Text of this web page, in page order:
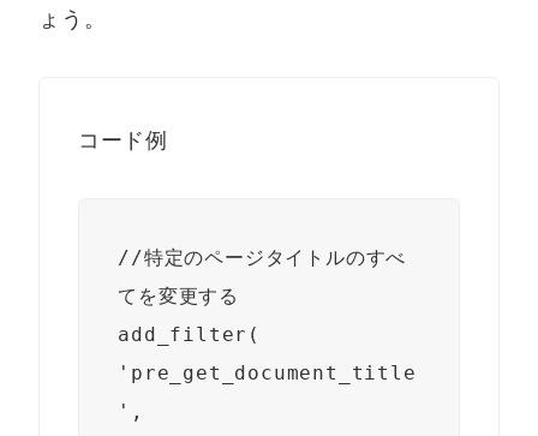
ょう。
コード例
//特定のページタイトルのすべ
てを変更する
add_filter(
'pre_get_document_title
',